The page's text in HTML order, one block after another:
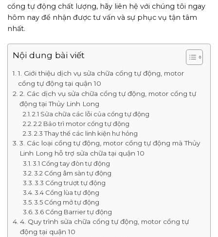
cổng tự động chất lượng, hãy liên hệ với chúng tôi ngay
hôm nay để nhận được tư vấn và sự phục vụ tận tâm
nhất.
Nội dung bài viết
1. Giới thiệu dịch vụ sửa chữa cổng tự động, motor
cổng tự động tại quận 10
2. Các dịch vụ sửa chữa cổng tự động, motor cổng tự
động tại Thủy Linh Long
2.1 Sửa chữa các lỗi của cổng tự động
2.2 Bảo trì motor cổng tự động
2.3 Thay thế các linh kiện hư hỏng
3. Các loại cổng tự động, motor cổng tự động mà Thủy
Linh Long hỗ trợ sửa chữa tại quận 10
3.1 Cổng tay đòn tự động
3.2 Cổng âm sàn tự động
3.3 Cổng trượt tự động
3.4 Cổng lùa tự động
3.5 Cổng mở tự động
3.6 Cổng Barrier tự động
4. Quy trình sửa chữa cổng tự động, motor cổng tự
động tại quận 10